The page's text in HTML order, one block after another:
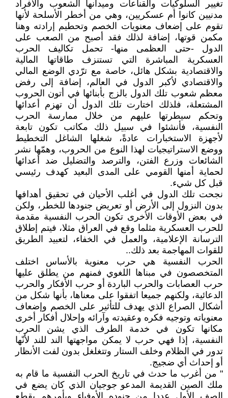
تغيير السلوكيات والقناعات وميدانها الشعوب والأفراد
مدنيين كانوا أم عسكريين، وهي من أخطر الأسلحة لأنها
تقوم على إضعاف معنويات الخصم وتحطيم إرادته وهنا
مكمن قوتها، إضافة لذلك فقد أصبح من الصعب على
الدول -حتى العظمى منها- تحمل تكاليف الحرب
العسكرية المباشرة التي تستنزف طاقاتها المالية
والاقتصادية بشكل هائل، خاصة مع ترّدي الوضع المالي
والاقتصادي لأكبر الدول في العالم، إضافة إلى رفض
معظم شعوب تلك الدول بالزج بأبنائها في أتون الحروب
المشتعلة، فلذلك اختارت تلك الدول أن تهزم أعدائها
وتحكم سيطرتها عليهم من خلال ممارسة الحرب
النفسية، فأنشئوا في سبيل ذلك مكاتب تكون تابعة
لأجهزة الاستخبارات عادةً، شغلها الشاغل التخطيط
ووضع الاستراتيجيات لهذا النوع من الحروب، وهمّها نشر
الشائعات وزرع الفتن، والترصد والتضليل ضد أعدائها
لحماية أمنها القومي على المدى البعيد كهدف رئيسي
قبل كل شيء.
نجحت تلك الدول في أغلب الأحيان في تحقيق أهدافها
بدون النزول إلى الأرض أو تعريض جنودها للخطر، ولكن
في بعض الأوقات الأخرى تكون الحرب النفسية مقدمة
للحرب العسكرية مثلما وقع في العراق مثلا، فيتم إطلاق
الترسانة الإعلامية، والعمل في الخفاء، لتعبيد الطريق
للقوات المهاجمة بعد ذلك..
الحرب النفسية هي حرب معنوية بالأساس اختلف
المتخصصون في مبناها اللغوي فمنهم من يطلق عليها
حرب العصابات والحرب الباردة أو حرب الأفكار والحرب
الدعائية، ولكنهم جميعا اتفقوا على معناها، بأنها شكل من
أشكال الصراع الذي يهدف للتأثير على الخصم وإضعاف
معنوياته وتوجيه فكره وعقيدته وآرائه وإحلال أفكار أخرى
مكانها تكون في خدمة الطرف الذي يشن الحرب
النفسية، إذا فهي حرب لا يمكن مواجهتها الند للند لأنّها
تدور في الظلام وخلف الستار وتتغلغل بدون لفت الأنظار
أو إحداث أي ضجيج.
" من أغرب ما حدث في تاريخ الحرب النفسية ما قام به
ملك الصين القديمة المدعو جوجيان الذي كان يضع في